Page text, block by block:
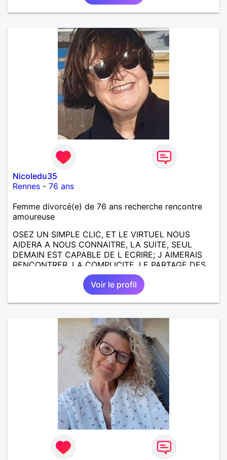
Nicoledu35
Rennes - 76 ans
Femme divorcé(e) de 76 ans recherche rencontre
amoureuse
OSEZ UN SIMPLE CLIC, ET LE VIRTUEL NOUS
AIDERA A NOUS CONNAITRE, LA SUITE, SEUL
DEMAIN EST CAPABLE DE L ECRIRE; J AIMERAIS
RENCONTRER, LA COMPLICITE, LE PARTAGE DES
BELLES CHOSES DE LA VIE : BALADES, VOYAGES
EN FRANCE OU AILLEURS. ETRE A L ECOUTE DE L
AUTRE, ET LA VIE SERA PLUS BELLE
ENCORE.....................
Voir le profil